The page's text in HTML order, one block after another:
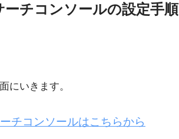
チコンソールの設定手順
にいきます。
チコンソールはこちらから